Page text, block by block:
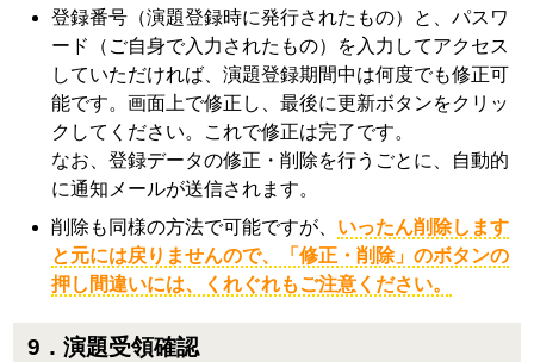
登録番号（演題登録時に発行されたもの）と、パスワ
ード（ご自身で入力されたもの）を入力してアクセス
していただければ、演題登録期間中は何度でも修正可
能です。画面上で修正し、最後に更新ボタンをクリッ
クしてください。これで修正は完了です。
なお、登録データの修正・削除を行うごとに、自動的
に通知メールが送信されます。
削除も同様の方法で可能ですが、 いったん削除します
と元には戻りませんので、「修正・削除」のボタンの
押し間違いには、くれぐれもご注意ください。
9．演題受領確認